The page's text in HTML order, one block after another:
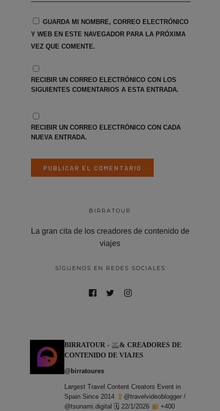
GUARDA MI NOMBRE, CORREO ELECTRÓNICO
Y WEB EN ESTE NAVEGADOR PARA LA PRÓXIMA
VEZ QUE COMENTE.
RECIBIR UN CORREO ELECTRÓNICO CON LOS
SIGUIENTES COMENTARIOS A ESTA ENTRADA.
RECIBIR UN CORREO ELECTRÓNICO CON CADA
NUEVA ENTRADA.
BIRRATOUR
La gran cita de los creadores de contenido de
viajes
SÍGUENOS EN REDES SOCIALES
BIRRATOUR -
& CREADORES DE
CONTENIDO DE VIAJES
@birratoures
Largest Travel Content Creators Event in
Spain Since 2014
@travelvideoblogger /
@tsunami.digital 🗓 22/1/2026
+400